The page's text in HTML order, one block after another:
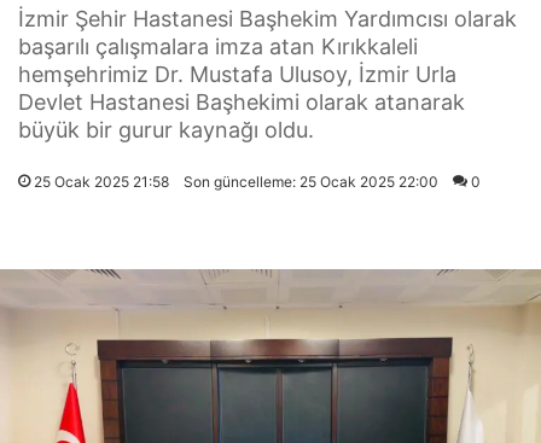
İzmir Şehir Hastanesi Başhekim Yardımcısı olarak
başarılı çalışmalara imza atan Kırıkkaleli
hemşehrimiz Dr. Mustafa Ulusoy, İzmir Urla
Devlet Hastanesi Başhekimi olarak atanarak
büyük bir gurur kaynağı oldu.
25 Ocak 2025 21:58 Son güncelleme: 25 Ocak 2025 22:00 0